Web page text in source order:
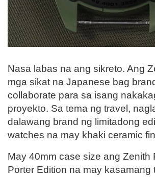
Nasa labas na ang sikreto. Ang
mga sikat na Japanese bag
collaborate para sa isang
proyekto. Sa tema ng travel,
dalawang brand ng limitadong
watches na may khaki ceramic
May 40mm case size ang Zenith
Porter Edition na may kasamang